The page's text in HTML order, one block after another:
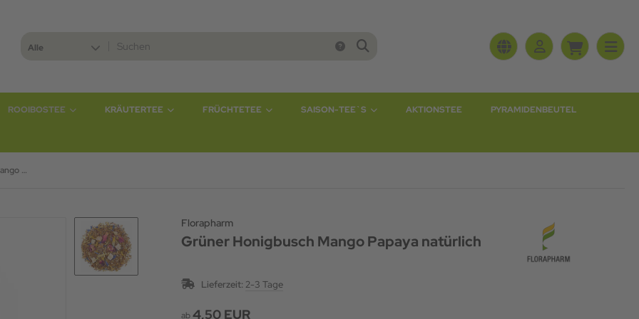
Alle
ROOIBOSTEE KRÄUTERTEE FRÜCHTETEE SAISON-TEE`S AKTIONSTEE PYRAMIDENBEUTEL
Grüner Honigbusch Mango Papaya natürlich
Florapharm
Grüner Honigbusch Mango Papaya natürlich
Lieferzeit: 2-3 Tage
ab4,50 EUR